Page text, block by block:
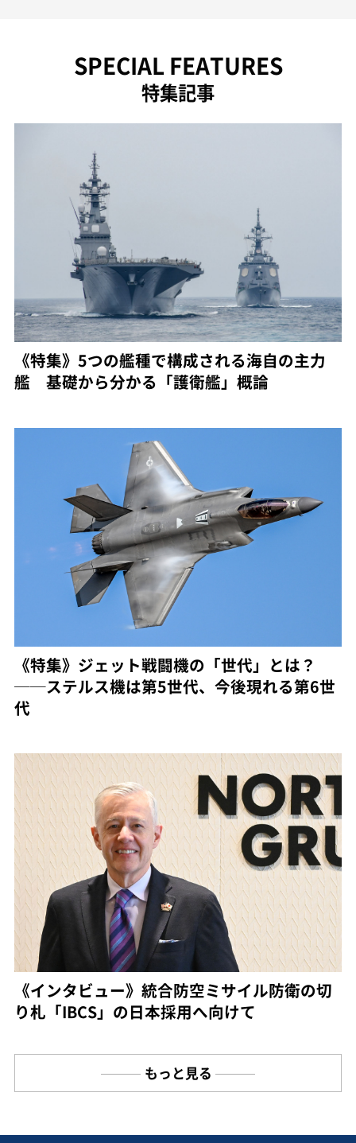
SPECIAL FEATURES
特集記事
《特集》5つの艦種で構成される海自の主力
艦 基礎から分かる「護衛艦」概論
《特集》ジェット戦闘機の「世代」とは？
──ステルス機は第5世代、今後現れる第6世
代
《インタビュー》統合防空ミサイル防衛の切
り札「IBCS」の日本採用へ向けて
もっと見る